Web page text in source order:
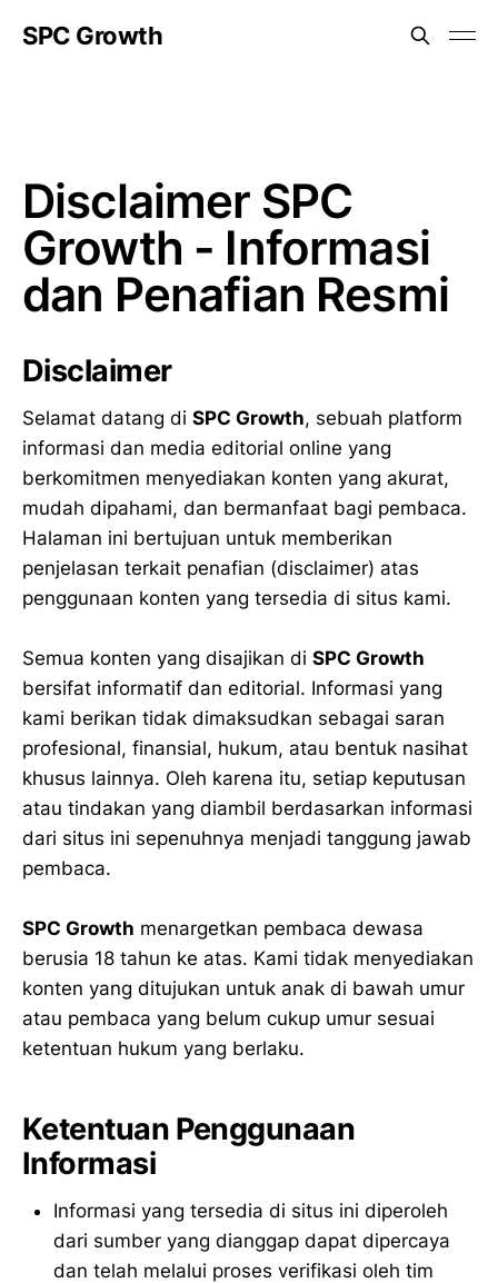
SPC Growth
Disclaimer SPC
Growth - Informasi
dan Penafian Resmi
Disclaimer
Selamat datang di SPC Growth, sebuah platform
informasi dan media editorial online yang
berkomitmen menyediakan konten yang akurat,
mudah dipahami, dan bermanfaat bagi pembaca.
Halaman ini bertujuan untuk memberikan
penjelasan terkait penafian (disclaimer) atas
penggunaan konten yang tersedia di situs kami.
Semua konten yang disajikan di SPC Growth
bersifat informatif dan editorial. Informasi yang
kami berikan tidak dimaksudkan sebagai saran
profesional, finansial, hukum, atau bentuk nasihat
khusus lainnya. Oleh karena itu, setiap keputusan
atau tindakan yang diambil berdasarkan informasi
dari situs ini sepenuhnya menjadi tanggung jawab
pembaca.
SPC Growth menargetkan pembaca dewasa
berusia 18 tahun ke atas. Kami tidak menyediakan
konten yang ditujukan untuk anak di bawah umur
atau pembaca yang belum cukup umur sesuai
ketentuan hukum yang berlaku.
Ketentuan Penggunaan
Informasi
Informasi yang tersedia di situs ini diperoleh
dari sumber yang dianggap dapat dipercaya
dan telah melalui proses verifikasi oleh tim